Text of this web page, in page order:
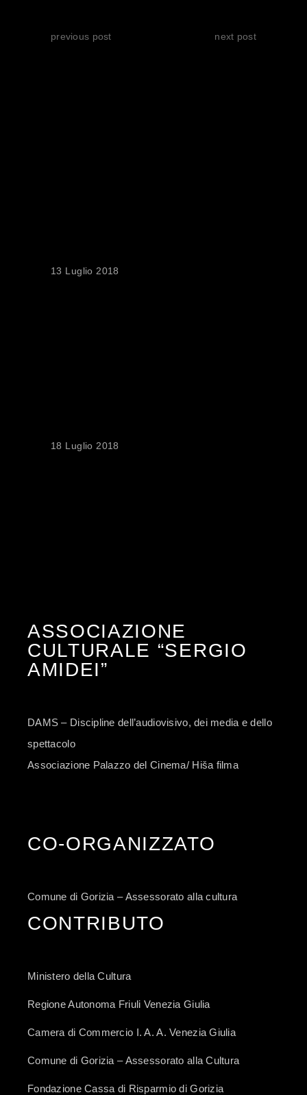
previous post next post
13 Luglio 2018
18 Luglio 2018
ASSOCIAZIONE
CULTURALE “SERGIO
AMIDEI”
DAMS – Discipline dell’audiovisivo, dei media e dello
spettacolo
Associazione Palazzo del Cinema/ Hiša filma
CO-ORGANIZZATO
Comune di Gorizia – Assessorato alla cultura
CONTRIBUTO
Ministero della Cultura
Regione Autonoma Friuli Venezia Giulia
Camera di Commercio I. A. A. Venezia Giulia
Comune di Gorizia – Assessorato alla Cultura
Fondazione Cassa di Risparmio di Gorizia